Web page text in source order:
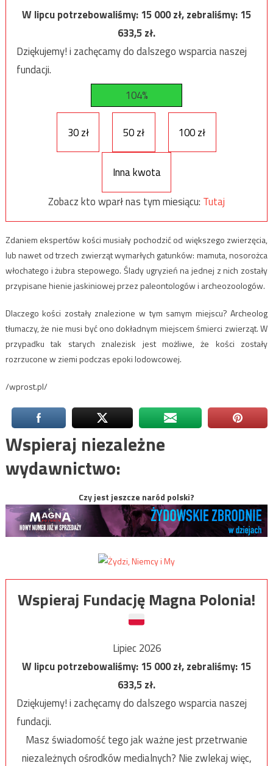
W lipcu potrzebowaliśmy:15 000zł, zebraliśmy:15
633,5zł.
Dziękujemy! i zachęcamy do dalszego wsparcia naszej
fundacji.
104%
30 zł 50 zł 100 zł
Inna kwota
Zobacz kto wparł nas tym miesiącu: Tutaj
Zdaniem ekspertów kości musiały pochodzić od większego zwierzęcia,
lub nawet od trzech zwierząt wymarłych gatunków: mamuta, nosorożca
włochatego i żubra stepowego. Ślady ugryzień na jednej z nich zostały
przypisane hienie jaskiniowej przez paleontologów i archeozoologów.
Dlaczego kości zostały znalezione w tym samym miejscu? Archeolog
tłumaczy, że nie musi być ono dokładnym miejscem śmierci zwierząt. W
przypadku tak starych znalezisk jest możliwe, że kości zostały
rozrzucone w ziemi podczas epoki lodowcowej.
/wprost.pl/
Wspieraj niezależne
wydawnictwo:
Czy jest jeszcze naród polski?
Wspieraj Fundację Magna Polonia!
Lipiec 2026
W lipcu potrzebowaliśmy:15 000zł, zebraliśmy:15
633,5zł.
Dziękujemy! i zachęcamy do dalszego wsparcia naszej
fundacji.
Masz świadomość tego jak ważne jest przetrwanie
niezależnych ośrodków medialnych? Nie zwlekaj więc,